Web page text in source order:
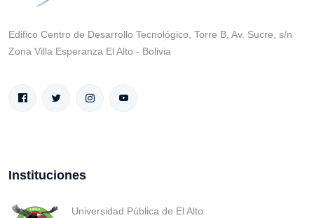
Edifico Centro de Desarrollo Tecnológico, Torre B, Av. Sucre, s/n
Zona Villa Esperanza El Alto - Bolivia
Instituciones
Universidad Pública de El Alto